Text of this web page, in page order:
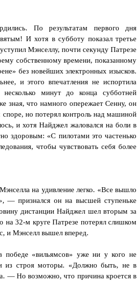
По результатам первого дня
И хотя в субботу показал третье
Мэнселлу, почти секунду Патрезе
собственному времени, показанному
без новейших электронных изысков.
и этого впечатления не испортила
минут до конца субботней
зная, что намного опережает Сенну, он
но потерял контроль над машиной
и хотя Найджел жаловался на боли в
здоровым: «С пилотами это частенько
чтобы чувствовать себя более
на удивление легко. «Все вышло
— признался он на высшей ступеньке
дистанции Найджел шел вторым за
на 32-м круге Патрезе потерял слишком
и Мэнселл вышел вперед.
«вильямсов» уже ни у кого не
из строя моторы. «Должно быть, не в
— Но возможно, что причина кроется в